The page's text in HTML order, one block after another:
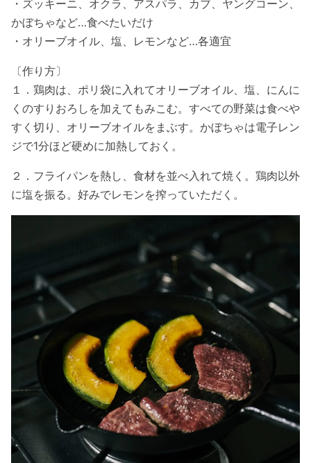
・ズッキーニ、オクラ、アスパラ、カブ、ヤングコーン、
かぼちゃなど…食べたいだけ
・オリーブオイル、塩、レモンなど…各適宜
〔作り方〕
１．鶏肉は、ポリ袋に入れてオリーブオイル、塩、にんに
くのすりおろしを加えてもみこむ。すべての野菜は食べや
すく切り、オリーブオイルをまぶす。かぼちゃは電子レン
ジで1分ほど硬めに加熱しておく。
２．フライパンを熱し、食材を並べ入れて焼く。鶏肉以外
に塩を振る。好みでレモンを搾っていただく。